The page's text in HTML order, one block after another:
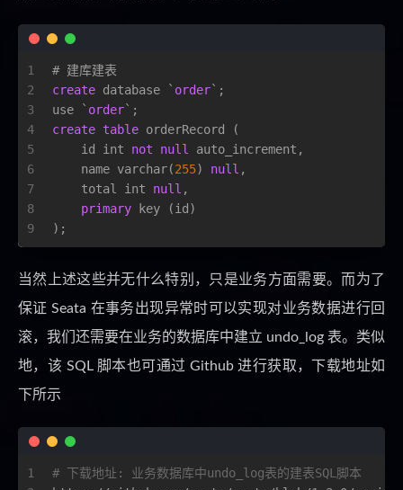
1
2
3
4
5
6
7
8
9
# 建库建表
create database ` order`;
use ` order`;
create table orderRecord (
    id
int not null
auto_increment,
    name
varchar(255) null ,
    total
int null ,
primary key (id)
);
当然上述这些并无什么特别，只是业务方面需要。而为了
保证 Seata 在事务出现异常时可以实现对业务数据进行回
滚，我们还需要在业务的数据库中建立 undo_log 表。类似
地，该 SQL 脚本也可通过 Github 进行获取，下载地址如
下所示
1
# 下载地址: 业务数据库中undo_log表的建表SQL脚本